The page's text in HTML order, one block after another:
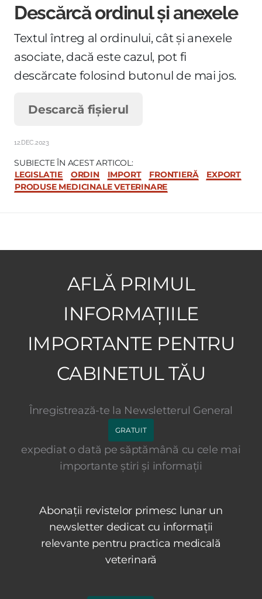
Descărcă ordinul și anexele
Textul întreg al ordinului, cât și anexele
asociate, dacă este cazul, pot fi
descărcate folosind butonul de mai jos.
Descarcă fișierul
12.DEC.2023
SUBIECTE ÎN ACEST ARTICOL:
LEGISLAȚIE
ORDIN IMPORT FRONTIERĂ
EXPORT
PRODUSE MEDICINALE VETERINARE
AFLĂ PRIMUL
INFORMAȚIILE
IMPORTANTE PENTRU
CABINETUL TĂU
Înregistrează-te la Newsletterul General
GRATUIT
expediat o dată pe săptămână cu cele mai
importante știri și informații
Abonații revistelor primesc lunar un
newsletter dedicat cu informații
relevante pentru practica medicală
veterinară